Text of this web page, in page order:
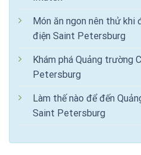
Món ăn ngon nên thử khi
điện Saint Petersburg
Khám phá Quảng trường
Petersburg
Làm thế nào để đến
Saint Petersburg